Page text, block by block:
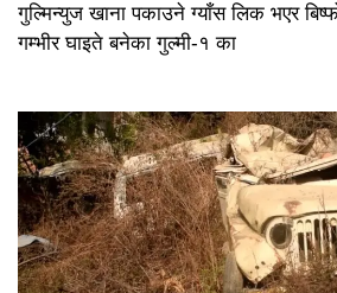
गुल्मिन्युज खाना पकाउने ग्याँस लिक भएर
गम्भीर घाइते बनेका गुल्मी-१ का